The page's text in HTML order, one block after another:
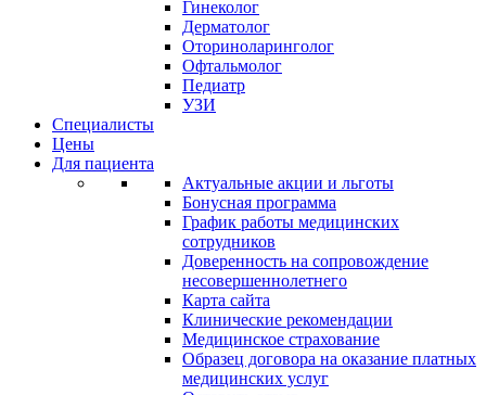
Гинеколог
Дерматолог
Оториноларинголог
Офтальмолог
Педиатр
УЗИ
Специалисты
Цены
Для пациента
Актуальные акции и льготы
Бонусная программа
График работы медицинских
сотрудников
Доверенность на сопровождение
несовершеннолетнего
Карта сайта
Клинические рекомендации
Медицинское страхование
Образец договора на оказание платных
медицинских услуг